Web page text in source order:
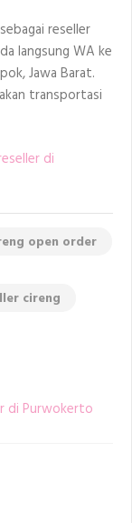
reseller
langsung WA ke
Jawa Barat.
transportasi
di
open order
cireng
di Purwokerto